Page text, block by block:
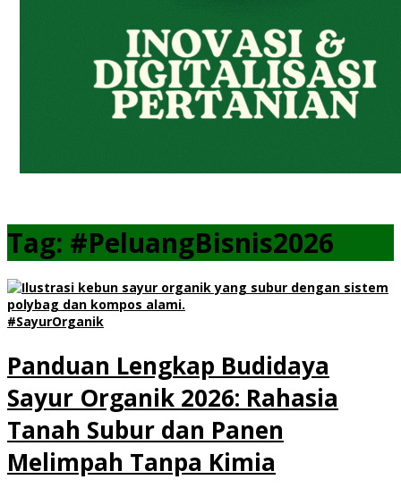
Tag: #PeluangBisnis2026
#SayurOrganik
Panduan Lengkap Budidaya
Sayur Organik 2026: Rahasia
Tanah Subur dan Panen
Melimpah Tanpa Kimia